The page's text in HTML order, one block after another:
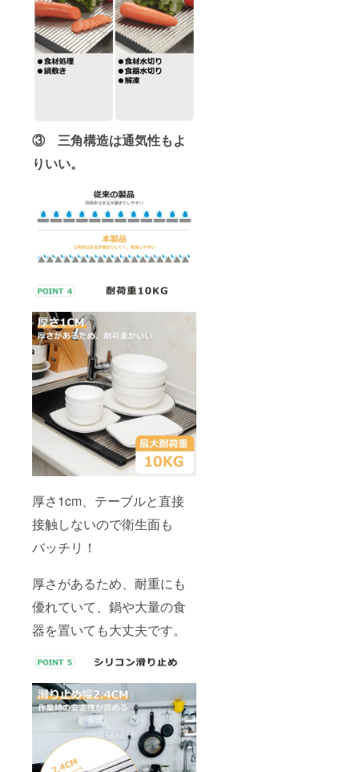
③ 三角構造は通気性もよ
りいい。
厚さ1cm、テーブルと直接
接触しないので衛生面も
バッチリ！
厚さがあるため、耐重にも
優れていて、鍋や大量の食
器を置いても大丈夫です。